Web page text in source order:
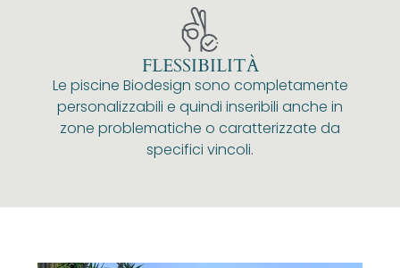
FLESSIBILITÀ
Le piscine Biodesign sono completamente
personalizzabili e quindi inseribili anche in
zone problematiche o caratterizzate da
specifici vincoli.